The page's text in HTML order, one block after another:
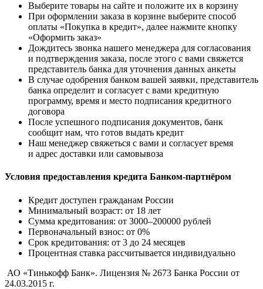
Выберите товары на сайте и положите их в корзину
При оформлении заказа в корзине выберите способ
оплаты «Покупка в кредит», далее нажмите кнопку
«Оформить заказ»
Дождитесь звонка нашего менеджера для согласования
и подтверждения заказа, после этого с вами свяжется
представитель банка для уточнения данных анкеты
В случае одобрения банком вашей заявки, представитель
банка определит и согласует с вами кредитную
программу, время и место подписания кредитного
договора
После успешного подписания документов, банк
сообщит нам, что готов выдать кредит
Наш менеджер свяжеться с вами и согласует время
и адрес доставки или самовывоза
Условия предоставления кредита Банком-партнёром
Кредит доступен гражданам России
Минимальный возраст: от 18 лет
Сумма кредитования: от 3000–200000 рублей
Первоначальный взнос: от 0%
Срок кредитования: от 3 до 24 месяцев
Процентная ставка рассчитывается индивидуально
АО «Тинькофф Банк». Лицензия № 2673 Банка России от
24.03.2015 г.